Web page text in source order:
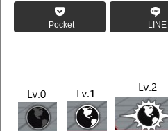
Pocket LINE